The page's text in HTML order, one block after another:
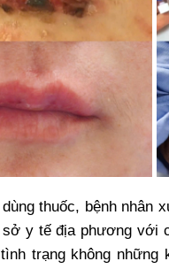
thuốc, bệnh nhân
y tế địa phương với
trạng không những